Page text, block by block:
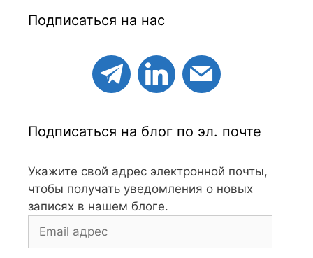
Подписаться на нас
Подписаться на блог по эл. почте
Укажите свой адрес электронной почты,
чтобы получать уведомления о новых
записях в нашем блоге.
адрес